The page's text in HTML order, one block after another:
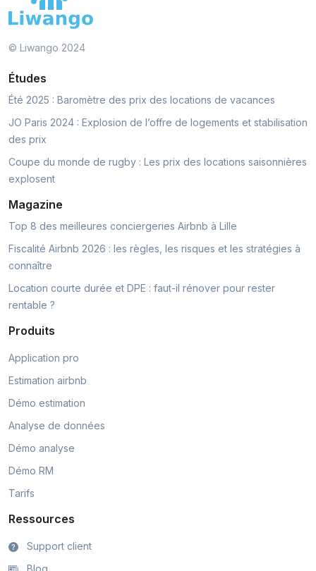
© Liwango 2024
Études
Été 2025 : Baromètre des prix des locations de vacances
JO Paris 2024 : Explosion de l’offre de logements et stabilisation
des prix
Coupe du monde de rugby : Les prix des locations saisonnières
explosent
Magazine
Top 8 des meilleures conciergeries Airbnb à Lille
Fiscalité Airbnb 2026 : les règles, les risques et les stratégies à
connaître
Location courte durée et DPE : faut-il rénover pour rester
rentable ?
Produits
Application pro
Estimation airbnb
Démo estimation
Analyse de données
Démo analyse
Démo RM
Tarifs
Ressources
Support client
Blog